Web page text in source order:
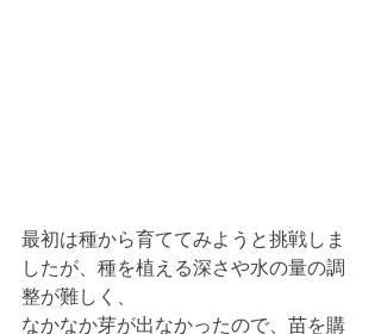
最初は種から育ててみようと挑戦しま
したが、種を植える深さや水の量の調
整が難しく、
なかなか芽が出なかったので、苗を購